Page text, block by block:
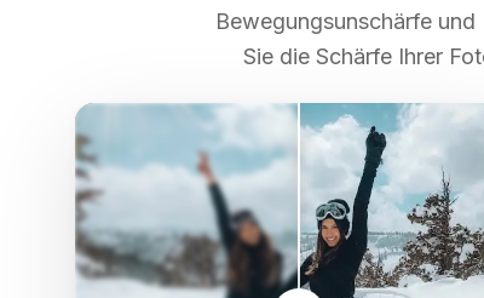
Bewegungsunschärfe
Sie die Schärfe Ihrer